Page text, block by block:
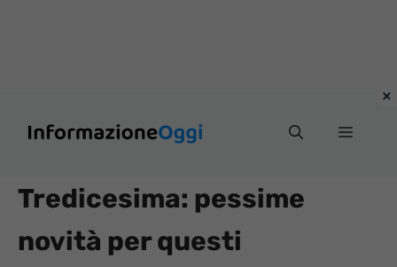
Menu
Tredicesima: pessime
novità per questi